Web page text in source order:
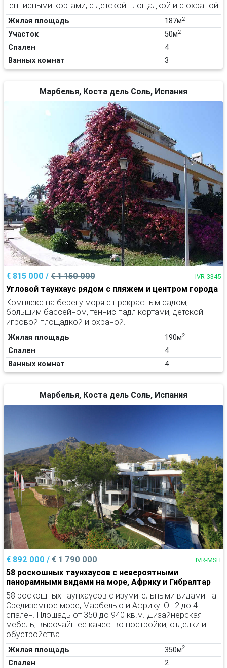
теннисными кортами, с детской площадкой и с охраной
Жилая площадь 187м2
Участок 50м2
Спален
4
Ванных комнат
3
Марбелья, Коста дель Соль, Испания
€ 815 000 / € 1 150 000 IVR-3345
Угловой таунхаус рядом с пляжем и центром города
Комплекс на берегу моря с прекрасным садом,
большим бассейном, теннис падл кортами, детской
игровой площадкой и охраной.
Жилая площадь 190м2
Спален
4
Ванных комнат
4
Марбелья, Коста дель Соль, Испания
€ 892 000 / € 1 790 000 IVR-MSH
58 роскошных таунхаусов с невероятными
панорамными видами на море, Африку и Гибралтар
58 роскошных таунхаусов с изумительными видами на
Средиземное море, Марбелью и Африку. От 2 до 4
спален. Площадь от 350 до 940 кв.м. Дизайнерская
мебель, высочайшее качество постройки, отделки и
обустройства.
Жилая площадь 350м2
Спален
2